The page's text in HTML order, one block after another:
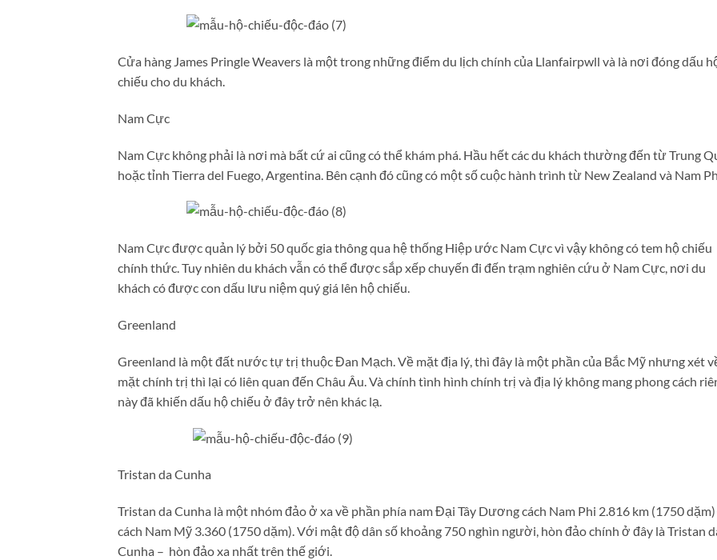
Cửa hàng James Pringle Weavers là một trong những điểm du lịch chính của Llanfairpwll và là nơi đóng dấu
chiếu cho du khách.
Nam Cực
Nam Cực không phải là nơi mà bất cứ ai cũng có thể khám phá. Hầu hết các du khách thường đến từ Trung
hoặc tỉnh Tierra del Fuego, Argentina. Bên cạnh đó cũng có một số cuộc hành trình từ New Zealand và Nam
Nam Cực được quản lý bởi 50 quốc gia thông qua hệ thống Hiệp ước Nam Cực vì vậy không có tem hộ chiếu
chính thức. Tuy nhiên du khách vẫn có thể được sắp xếp chuyến đi đến trạm nghiên cứu ở Nam Cực, nơi du
khách có được con dấu lưu niệm quý giá lên hộ chiếu.
Greenland
Greenland là một đất nước tự trị thuộc Đan Mạch. Về mặt địa lý, thì đây là một phần của Bắc Mỹ nhưng xét
mặt chính trị thì lại có liên quan đến Châu Âu. Và chính tình hình chính trị và địa lý không mang phong cách
này đã khiến dấu hộ chiếu ở đây trở nên khác lạ.
Tristan da Cunha
Tristan da Cunha là một nhóm đảo ở xa về phần phía nam Đại Tây Dương cách Nam Phi 2.816 km (1750 dặm)
cách Nam Mỹ 3.360 (1750 dặm). Với mật độ dân số khoảng 750 nghìn người, hòn đảo chính ở đây là Tristan
Cunha – hòn đảo xa nhất trên thế giới.